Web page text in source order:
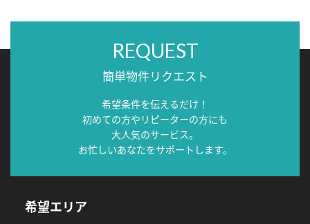
REQUEST
簡単物件リクエスト
希望条件を伝えるだけ！
初めての方やリピーターの方にも
大人気のサービス。
お忙しいあなたをサポートします。
希望エリア